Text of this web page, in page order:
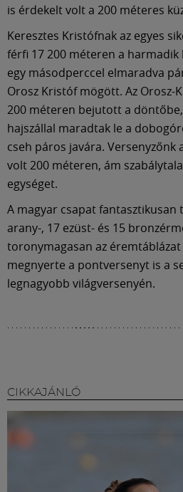
is érdekelt volt a 200 méteres
Keresztes Kristófnak az egyes
férfi 17 200 méteren a harmadik
egy másodperccel elmaradva
Orosz Kristóf mögött. Az Orosz-
200 méteren bejutott a
hajszállal maradtak le a
cseh páros javára. Versenyzőnk
volt 200 méteren, ám
egységet.
A magyar csapat fantasztikusan
arany-, 17 ezüst- és 15
toronymagasan az éremtáblázat
megnyerte a pontversenyt is a
legnagyobb világversenyén.
CIKKAJÁNLÓ
Múzeum
English